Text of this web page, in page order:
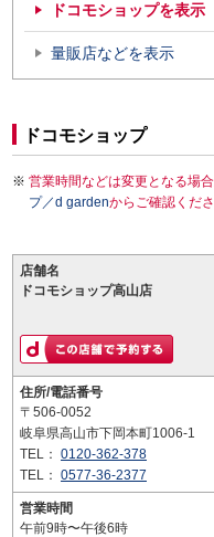
ドコモショップを表示
量販店などを表示
ドコモショップ
営業時間などは変更となる場
プ／d gardenからご確認くださ
店舗名
ドコモショップ高山店
住所/電話番号
〒506-0052
岐阜県高山市下岡本町1006-1
TEL： 0120-362-378
TEL： 0577-36-2377
営業時間
午前9時〜午後6時